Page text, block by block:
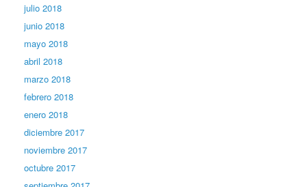
julio 2018
junio 2018
mayo 2018
abril 2018
marzo 2018
febrero 2018
enero 2018
diciembre 2017
noviembre 2017
octubre 2017